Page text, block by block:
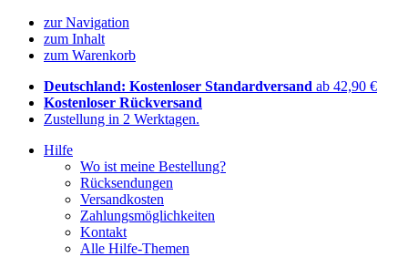
zur Navigation
zum Inhalt
zum Warenkorb
Deutschland: Kostenloser Standardversand ab 42,90 €
Kostenloser Rückversand
Zustellung in 2 Werktagen.
Hilfe
Wo ist meine Bestellung?
Rücksendungen
Versandkosten
Zahlungsmöglichkeiten
Kontakt
Alle Hilfe-Themen